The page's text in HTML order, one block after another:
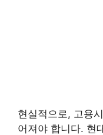
현실적으로, 고용
어져야 합니다. 현